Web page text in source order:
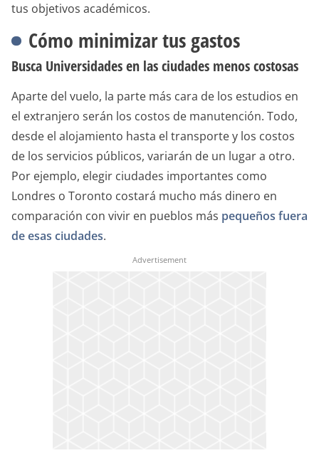
tus objetivos académicos.
Cómo minimizar tus gastos
Busca Universidades en las ciudades menos costosas
Aparte del vuelo, la parte más cara de los estudios en
el extranjero serán los costos de manutención. Todo,
desde el alojamiento hasta el transporte y los costos
de los servicios públicos, variarán de un lugar a otro.
Por ejemplo, elegir ciudades importantes como
Londres o Toronto costará mucho más dinero en
comparación con vivir en pueblos más pequeños fuera
de esas ciudades.